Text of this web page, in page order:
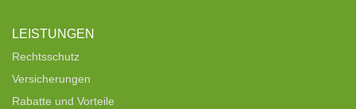
LEISTUNGEN
Rechtsschutz
Versicherungen
Rabatte und Vorteile